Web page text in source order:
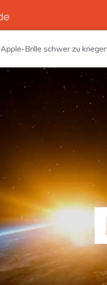
Apple-Brille schwer zu